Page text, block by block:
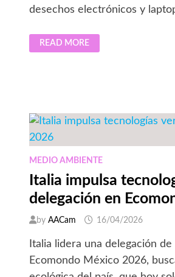
desechos electrónicos y
SUSTENTABILIDAD
E
DE
LA
TIERRA
READ MORE
MEDIO AMBIENTE
Italia impulsa
delegación en
byAACam 16/04/2026
Italia lidera una delegación
Ecomondo México 2026,